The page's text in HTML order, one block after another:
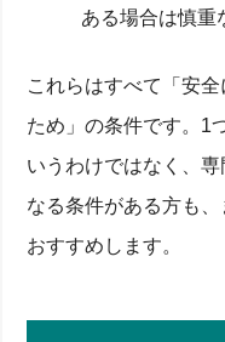
ある場合は慎重
これらはすべて「安
ため」の条件です。1
いうわけではなく、
なる条件がある方も
おすすめします。